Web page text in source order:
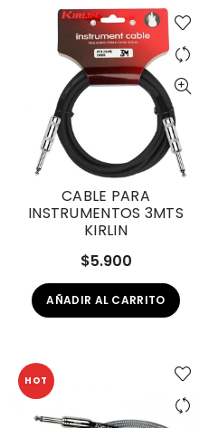
CABLE PARA
INSTRUMENTOS 3MTS
KIRLIN
$5.900
AÑADIR AL CARRITO
HOT